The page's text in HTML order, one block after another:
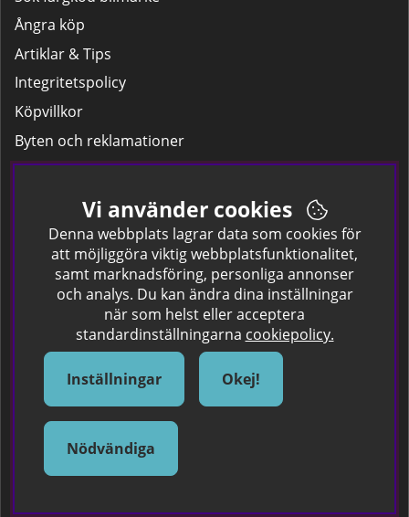
Ångra köp
Artiklar & Tips
Integritetspolicy
Köpvillkor
Byten och reklamationer
Leverans
Hitta färgkoden på bilen.
Företagskund
Om oss
Om Spraycan
IKEA Färger
Sök Säkerhetsdatablad
Samarbete / Dyhrs Garage
Vi använder cookies
Denna webbplats lagrar data som cookies för
att möjliggöra viktig webbplatsfunktionalitet,
samt marknadsföring, personliga annonser
och analys. Du kan ändra dina inställningar
när som helst eller acceptera
standardinställningarna cookiepolicy.
Inställningar Okej!
Nödvändiga